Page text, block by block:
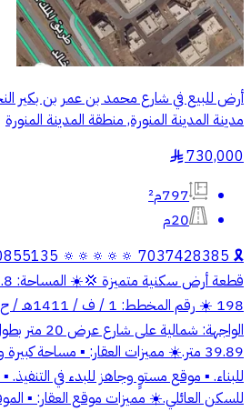
أرض للبيع في شارع محمد بن عمر بن بكير
مدينة المدينة المنورة, منطقة المدينة المنورة
730,000
§
797م²
20م
198 ☀️ رقم
39.89 متر. ​☀️ مميزات العقار: ▪️ مساحة
للبناء. ▪️ موقع مستوٍ وجاهز للبدء في
للسكن العائلي. ​☀️ مميزات موقع العقار: ▪️